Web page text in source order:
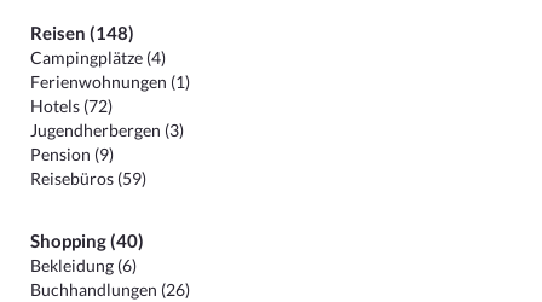
Reisen (148)
Campingplätze (4)
Ferienwohnungen (1)
Hotels (72)
Jugendherbergen (3)
Pension (9)
Reisebüros (59)
Shopping (40)
Bekleidung (6)
Buchhandlungen (26)